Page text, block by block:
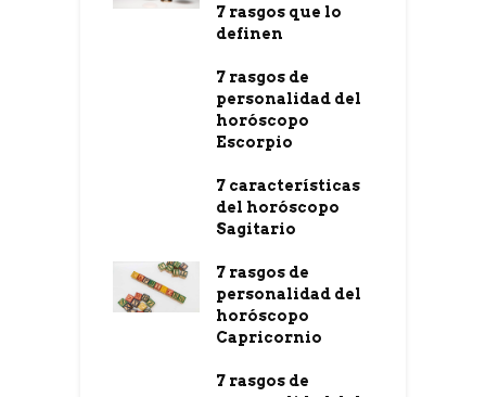
7 rasgos que lo
definen
7 rasgos de
personalidad del
horóscopo
Escorpio
7 características
del horóscopo
Sagitario
7 rasgos de
personalidad del
horóscopo
Capricornio
7 rasgos de